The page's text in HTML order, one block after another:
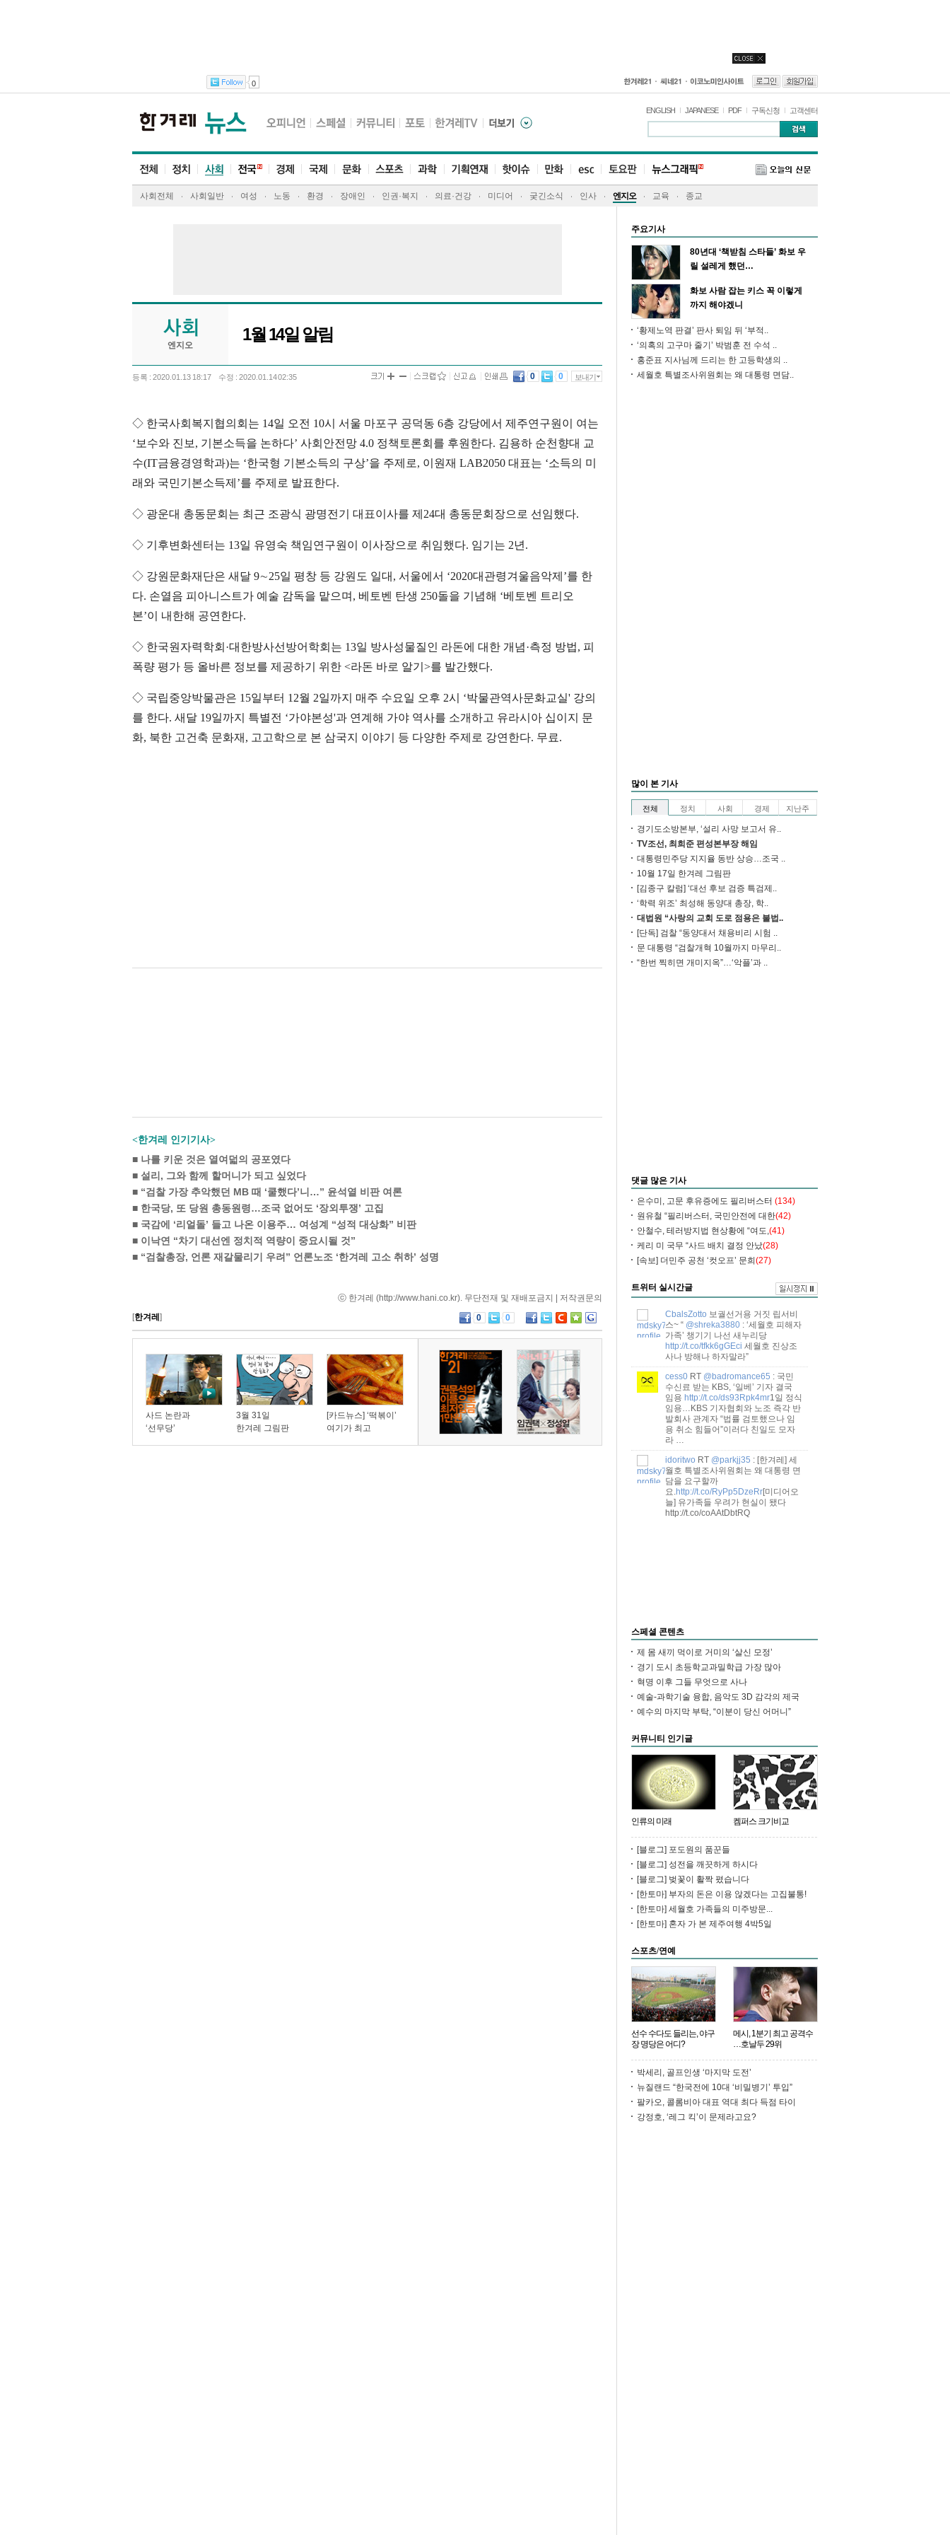
0
ENGLISH JAPANESE PDF 구독신청 고객센터
사회전체 사회일반 여성 노동 환경 장애인 인권·복지 의료·건강 미디어 궂긴소식 인사 엔지오 교육 종교
엔지오
1월 14일 알림
등록 : 2020.01.13 18:17 수정 : 2020.01.14 02:35 0 0 보내기
◇ 한국사회복지협의회는 14일 오전 10시 서울 마포구 공덕동 6층 강당에서 제주연구원이 여는
‘보수와 진보, 기본소득을 논하다’ 사회안전망 4.0 정책토론회를 후원한다. 김용하 순천향대 교
수(IT금융경영학과)는 ‘한국형 기본소득의 구상’을 주제로, 이원재 LAB2050 대표는 ‘소득의 미
래와 국민기본소득제’를 주제로 발표한다.
◇ 광운대 총동문회는 최근 조광식 광명전기 대표이사를 제24대 총동문회장으로 선임했다.
◇ 기후변화센터는 13일 유영숙 책임연구원이 이사장으로 취임했다. 임기는 2년.
◇ 강원문화재단은 새달 9∼25일 평창 등 강원도 일대, 서울에서 ‘2020대관령겨울음악제’를 한
다. 손열음 피아니스트가 예술 감독을 맡으며, 베토벤 탄생 250돌을 기념해 ‘베토벤 트리오
본’이 내한해 공연한다.
◇ 한국원자력학회·대한방사선방어학회는 13일 방사성물질인 라돈에 대한 개념·측정 방법, 피
폭량 평가 등 올바른 정보를 제공하기 위한 <라돈 바로 알기>를 발간했다.
◇ 국립중앙박물관은 15일부터 12월 2일까지 매주 수요일 오후 2시 ‘박물관역사문화교실' 강의
를 한다. 새달 19일까지 특별전 ‘가야본성'과 연계해 가야 역사를 소개하고 유라시아 십이지 문
화, 북한 고건축 문화재, 고고학으로 본 삼국지 이야기 등 다양한 주제로 강연한다. 무료.
<한겨레 인기기사>
■ 나를 키운 것은 열여덟의 공포였다
■ 설리, 그와 함께 할머니가 되고 싶었다
■ “검찰 가장 추악했던 MB 때 ‘쿨했다’니…” 윤석열 비판 여론
■ 한국당, 또 당원 총동원령…조국 없어도 ‘장외투쟁’ 고집
■ 국감에 ‘리얼돌’ 들고 나온 이용주… 여성계 “성적 대상화” 비판
■ 이낙연 “차기 대선엔 정치적 역량이 중요시될 것”
■ “검찰총장, 언론 재갈물리기 우려” 언론노조 ‘한겨레 고소 취하’ 성명
ⓒ 한겨레 (http://www.hani.co.kr). 무단전재 및 재배포금지 | 저작권문의
[한겨레 ] 0 0
사드 논란과
‘선무당’
3월 31일
한겨레 그림판
[카드뉴스] ‘떡볶이’
여기가 최고
주요기사
80년대 ‘책받침 스타들’ 화보 우
릴 설레게 했던…
화보 사람 잡는 키스 꼭 이렇게
까지 해야겠니
‘황제노역 판결’ 판사 퇴임 뒤 ‘부적..
‘의혹의 고구마 줄기’ 박범훈 전 수석 ..
홍준표 지사님께 드리는 한 고등학생의 ..
세월호 특별조사위원회는 왜 대통령 면담..
많이 본 기사
전체
경기도소방본부, ‘설리 사망 보고서 유..
TV조선, 최희준 편성본부장 해임
대통령민주당 지지율 동반 상승…조국 ..
10월 17일 한겨레 그림판
[김종구 칼럼] ‘대선 후보 검증 특검제..
‘학력 위조’ 최성해 동양대 총장, 학..
대법원 “사랑의 교회 도로 점용은 불법..
[단독] 검찰 “동양대서 채용비리 시험 ..
문 대통령 “검찰개혁 10월까지 마무리..
“한번 찍히면 개미지옥”…‘악플’과 ..
정치 사회 경제 지난주
댓글 많은 기사
은수미, 고문 후유증에도 필리버스터 (134)
원유철 “필리버스터, 국민안전에 대한(42)
안철수, 테러방지법 현상황에 “여도,(41)
케리 미 국무 “사드 배치 결정 안났(28)
[속보] 더민주 공천 ‘컷오프’ 문희 (27)
트위터 실시간글
HillhumIna RT@jmseek21: 국민 수
신료 받는 KBS, ‘일베’ 기자 결국 임
용 1일 정식 임용…KBS 기자협회와
노조 즉각 반발회사 관계자 “법률 검
토했으나 임용 취소 힘들어”
http://t.co/whlFjwWSl9
CbalsZotto보궐선거용 거짓 립서비
스~ “ @shreka3880 : ‘세월호 피해자
가족’ 챙기기 나선 새누리당
http://t.co/tfkk6gGEci 세월호 진상조
사나 방해나 하자말라”
cess0RT@badromance65: 국민
수신료 받는 KBS, ‘일베’ 기자 결국
임용 http://t.co/ds93Rpk4mr1일 정식
임용…KBS 기자협회와 노조 즉각 반
발회사 관계자 “법률 검토했으나 임
용 취소 힘들어”이러다 친일도 모자
라 …
국 임용
정식 임용…KBS 기자협회와 노조 즉
각 반발회사 관계자 “법률 검토했으
나 임용 취소 힘들어”이러다 친일도
모자라 …
idoritwo
RT @parkjj35
재 ‘김영란법’ 헌법소원 심리키로
http://t.co/UMzV2bA4hY
국민 수신료 받는 KBS, ‘일베’ 기자
정식 임용…KBS 기자협회와 노조 즉
각 반발회사 관계자 “법률 검토했으
나 임용 취소 힘들어”이러다 친일도
모자라 …
년 만에 최악 가뭄···위성사진으로 본
소양강댐http://t.co/BMpS2UjVoq
http://t.co/r4OxEINQ1z
LAST_KoreaRT @cjkcsek
‘어린이 밥그릇’까지 종북 딱지 붙이
나 홍준표의 유치한 종북몰이는 자신
의 ‘저질 정치인’ 면모만 부각시키며
사태를 더욱 악화시키고 있을 뿐이
다.
http://t.co/XxOwP51oyK
머니들도 ‘기껏 1번 찍어줬더니 아그
들 밥값 가지고…’ 성
토”http://t.co/ukHxPKTNnm[오마이]
홍준표, '해외골프' 뒤 첫 출근길에 비
난 펼침막http://t.co/xn…
스페셜 콘텐츠
제 몸 새끼 먹이로 거미의 ‘살신 모정’
경기 도시 초등학교과밀학급 가장 많아
혁명 이후 그들 무엇으로 사나
예술-과학기술 융합, 음악도 3D 감각의 제국
예수의 마지막 부탁, “이분이 당신 어머니”
커뮤니티 인기글
인류의 미래 켐퍼스 크기비교
[블로그] 포도원의 품꾼들
[블로그] 성전을 깨끗하게 하시다
[블로그] 벚꽃이 활짝 폈습니다
[한토마] 부자의 돈은 이용 않겠다는 고집불통!
[한토마] 세월호 가족들의 미주방문...
[한토마] 혼자 가 본 제주여행 4박5일
스포츠/연예
선수 수다도 들리는, 야구
장 명당은 어디?
메시, 1분기 최고 공격수
…호날두 29위
박세리, 골프인생 ‘마지막 도전’
뉴질랜드 “한국전에 10대 ‘비밀병기’ 투입”
팔카오, 콜롬비아 대표 역대 최다 득점 타이
강정호, ‘레그 킥’이 문제라고요?